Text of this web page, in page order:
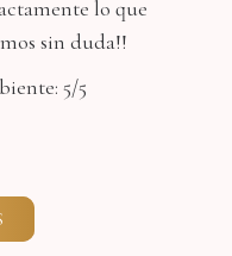
lo que
sin duda!!
5/5